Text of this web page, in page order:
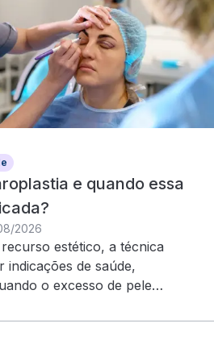
e quando essa
2026
estético, a técnica
indicações de saúde,
o excesso de pele